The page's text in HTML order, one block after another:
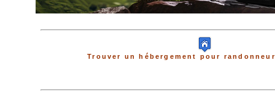
Trouver un hébergement pour